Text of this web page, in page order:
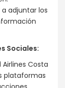
adjuntar los
Sociales:
Costa
plataformas